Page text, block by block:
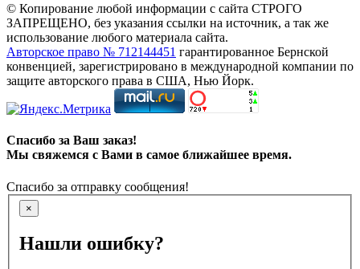
© Копирование любой информации с сайта СТРОГО
ЗАПРЕЩЕНО, без указания ссылки на источник, а так же
использование любого материала сайта.
Авторское право № 712144451 гарантированное Бернской
конвенцией, зарегистрировано в международной компании по
защите авторского права в США, Нью Йорк.
Спасибо за Ваш заказ!
Мы свяжемся с Вами в самое ближайшее время.
Спасибо за отправку сообщения!
×
Нашли ошибку?